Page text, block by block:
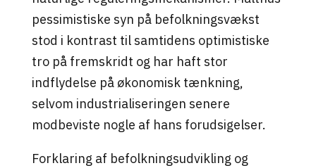
pessimistiske syn på befolkningsvækst
stod i kontrast til samtidens optimistiske
tro på fremskridt og har haft stor
indflydelse på økonomisk tænkning,
selvom industrialiseringen senere
modbeviste nogle af hans forudsigelser.
Forklaring af befolkningsudvikling og